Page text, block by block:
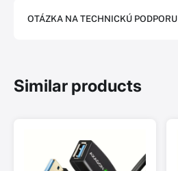
OTÁZKA NA TECHNICKÚ PODPORU
Similar products